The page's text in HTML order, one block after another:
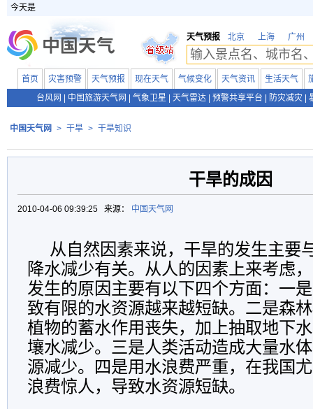
今天是
天气预报 北京 上海 广州
首页 灾害预警 天气预报 现在天气 气候变化 天气资讯 生活天气
台风网
中国旅游天气网 气象卫星 天气雷达 预警共享平台 防灾减灾
中国天气网 > 干旱 > 干旱知识
干旱的成因
2010-04-06 09:39:25 来源： 中国天气网
从自然因素来说，干旱的发生主要
降水减少有关。从人的因素上来考虑
发生的原因主要有以下四个方面：一
致有限的水资源越来越短缺。二是森
植物的蓄水作用丧失，加上抽取地下
壤水减少。三是人类活动造成大量水
源减少。四是用水浪费严重，在我国
浪费惊人，导致水资源短缺。